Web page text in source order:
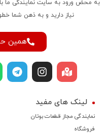
به محض ورود به سایت نمایندگی ما
نیاز دارید و به ذهن شما
همین
لینک های مفید
نمایندگی مجاز قطعات بوتان
فروشگاه